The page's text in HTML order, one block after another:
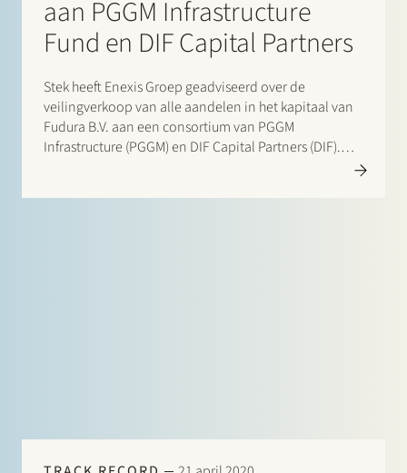
aan PGGM Infrastructure
Fund en DIF Capital Partners
Stek heeft Enexis Groep geadviseerd over de
veilingverkoop van alle aandelen in het kapitaal van
Fudura B.V. aan een consortium van PGGM
Infrastructure (PGGM) en DIF Capital Partners (DIF).